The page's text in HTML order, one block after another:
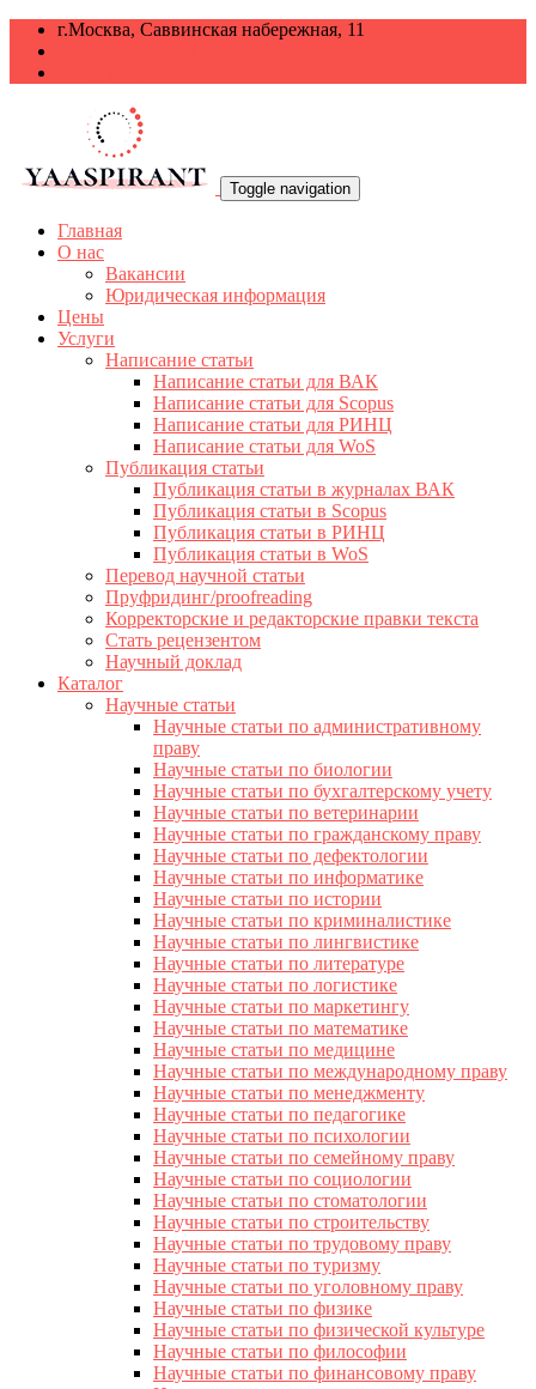
г.Москва, Саввинская набережная, 11
Toggle navigation
Главная
О нас
Вакансии
Юридическая информация
Цены
Услуги
Написание статьи
Написание статьи для ВАК
Написание статьи для Scopus
Написание статьи для РИНЦ
Написание статьи для WoS
Публикация статьи
Публикация статьи в журналах ВАК
Публикация статьи в Scopus
Публикация статьи в РИНЦ
Публикация статьи в WoS
Перевод научной статьи
Пруфридинг/proofreading
Корректорские и редакторские правки текста
Стать рецензентом
Научный доклад
Каталог
Научные статьи
Научные статьи по административному
праву
Научные статьи по биологии
Научные статьи по бухгалтерскому учету
Научные статьи по ветеринарии
Научные статьи по гражданскому праву
Научные статьи по дефектологии
Научные статьи по информатике
Научные статьи по истории
Научные статьи по криминалистике
Научные статьи по лингвистике
Научные статьи по литературе
Научные статьи по логистике
Научные статьи по маркетингу
Научные статьи по математике
Научные статьи по медицине
Научные статьи по международному праву
Научные статьи по менеджменту
Научные статьи по педагогике
Научные статьи по психологии
Научные статьи по семейному праву
Научные статьи по социологии
Научные статьи по стоматологии
Научные статьи по строительству
Научные статьи по трудовому праву
Научные статьи по туризму
Научные статьи по уголовному праву
Научные статьи по физике
Научные статьи по физической культуре
Научные статьи по философии
Научные статьи по финансовому праву